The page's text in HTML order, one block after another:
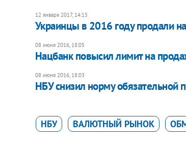
12 января 2017, 14:15
Украинцы в 2016 году продали
08 июня 2016, 18:05
Нацбанк повысил лимит на
08 июня 2016, 18:03
НБУ снизил норму
НБУ ВАЛЮТНЫЙ РЫНОК